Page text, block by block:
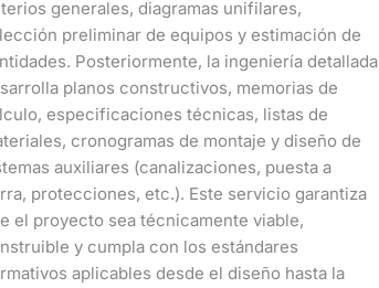
generales, diagramas unifilares,
preliminar de equipos y estimación de
Posteriormente, la ingeniería detallada
planos constructivos, memorias de
especificaciones técnicas, listas de
cronogramas de montaje y diseño de
auxiliares (canalizaciones, puesta a
protecciones, etc.). Este servicio garantiza
el proyecto sea técnicamente viable,
y cumpla con los estándares
aplicables desde el diseño hasta la